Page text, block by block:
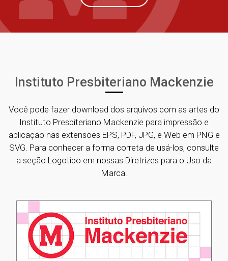
Instituto Presbiteriano Mackenzie
Você pode fazer download dos arquivos com as artes do
Instituto Presbiteriano Mackenzie para impressão e
aplicação nas extensões EPS, PDF, JPG, e Web em PNG e
SVG. Para conhecer a forma correta de usá-los, consulte
a seção Logotipo em nossas Diretrizes para o Uso da
Marca.